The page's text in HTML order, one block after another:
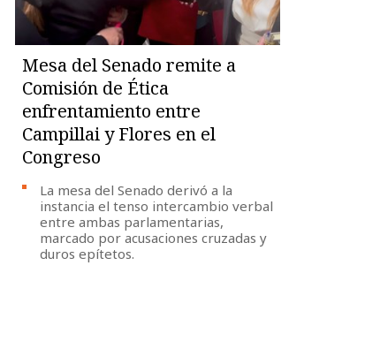
Mesa del Senado remite a
Comisión de Ética
enfrentamiento entre
Campillai y Flores en el
Congreso
La mesa del Senado derivó a la
instancia el tenso intercambio verbal
entre ambas parlamentarias,
marcado por acusaciones cruzadas y
duros epítetos.